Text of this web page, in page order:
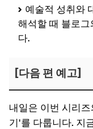
예술적 성취와
해석할 때 블로
다.
[다음 편 예고]
내일은 이번 시리
기'를 다룹니다. 지